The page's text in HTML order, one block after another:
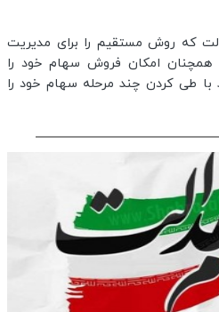
که روش مستقیم را برای مدیریت
همچنان امکان فروش سهام خود را
با طی کردن چند مرحله سهام خود را